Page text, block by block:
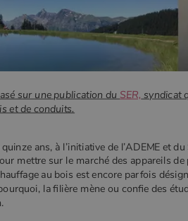
sur une publication duSER,syndicat
et de conduits.
ans, à l’initiative de l’ADEME et
mettre sur le marché des appareils
au bois est encore parfois
la filière mène ou confie des
PHPSESSID
_gid
Google
Nom
VISITOR_INFO1_LIVE
bb2_screener_
Bad
pabk_id.1.d14a
__Secure-ROLLOUT_TOKEN
pabk_ses.1.d14a